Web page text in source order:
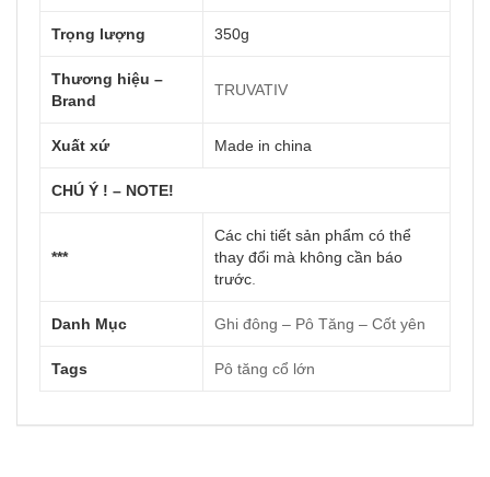
Trọng lượng 350g
Thương hiệu –
Brand
TRUVATIV
Xuất xứ Made in china
CHÚ Ý ! – NOTE!
***
Các chi tiết sản phẩm có thể
thay đổi mà không cần báo
trước
Danh Mục Ghi đông – Pô Tăng – Cốt yên
Tags Pô tăng cổ lớn